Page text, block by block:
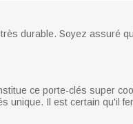
durable. Soyez assuré
ce porte-clés super
unique. Il est certain qu'il